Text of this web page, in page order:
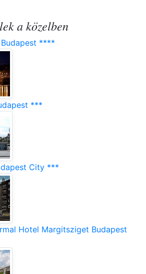
a közelben
****
***
City ***
Hotel Margitsziget Budapest